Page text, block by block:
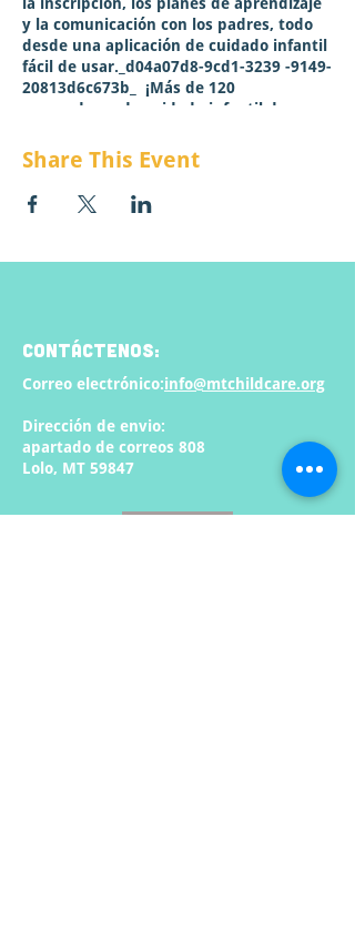
y la comunicación con los padres, todo
desde una aplicación de cuidado infantil
fácil de usar._d04a07d8-9cd1-3239 -9149-
20813d6c673b_ ¡Más de 120
proveedores de cuidado infantil de
encanta!
¡Raise MT está aceptando solicitudes de
acceso gratuito a toda la gama de
2023! Elegible solo para programas con
Puede encontrar más información sobre
Share This Event
CONTÁCTENOS:
Correo electrónico:info@mtchildcare.org
Dirección de envio:
apartado de correos 808
Lolo, MT 59847